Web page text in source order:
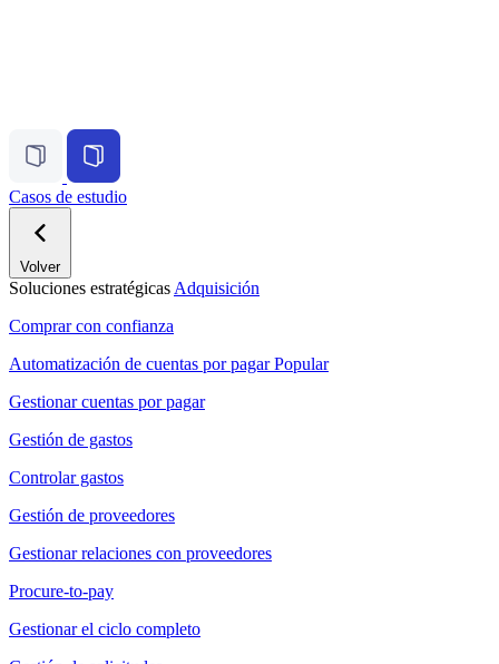
Casos de estudio
Volver
Soluciones estratégicas Adquisición
Comprar con confianza
Automatización de cuentas por pagarPopular
Gestionar cuentas por pagar
Gestión de gastos
Controlar gastos
Gestión de proveedores
Gestionar relaciones con proveedores
Procure-to-pay
Gestionar el ciclo completo